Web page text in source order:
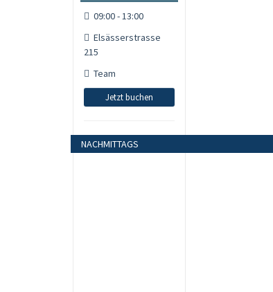
09:00 - 13:00
Elsässerstrasse
215
Team
Jetzt buchen
NACHMITTAGS